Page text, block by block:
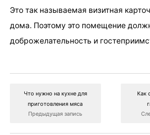
Это так называемая визитная
дома. Поэтому это помещение
доброжелательность и
Что нужно на кухне для
приготовления мяса
Предыдущая запись
Как